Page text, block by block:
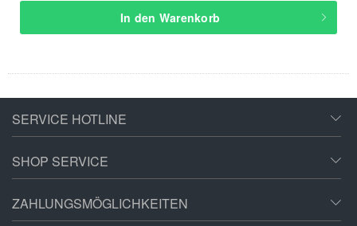
In den Warenkorb
SERVICE HOTLINE
SHOP SERVICE
ZAHLUNGSMÖGLICHKEITEN